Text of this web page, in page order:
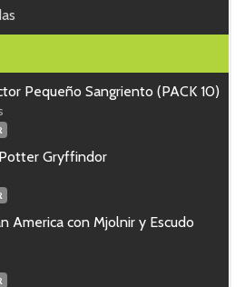
Pequeño Sangriento (PACK 10)
Gryffindor
America con Mjolnir y Escudo